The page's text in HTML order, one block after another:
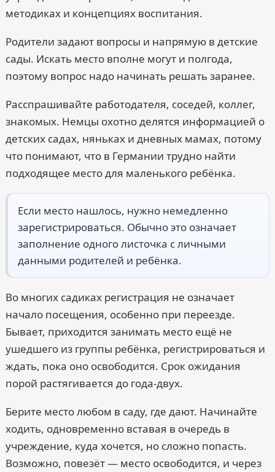
методиках и концепциях воспитания.
Родители задают вопросы и напрямую в детские
сады. Искать место вполне могут и полгода,
поэтому вопрос надо начинать решать заранее.
Расспрашивайте работодателя, соседей, коллег,
знакомых. Немцы охотно делятся информацией о
детских садах, няньках и дневных мамах, потому
что понимают, что в Германии трудно найти
подходящее место для маленького ребёнка.
Если место нашлось, нужно немедленно
зарегистрироваться. Обычно это означает
заполнение одного листочка с личными
данными родителей и ребёнка.
Во многих садиках регистрация не означает
начало посещения, особенно при переезде.
Бывает, приходится занимать место ещё не
ушедшего из группы ребёнка, регистрироваться и
ждать, пока оно освободится. Срок ожидания
порой растягивается до года-двух.
Берите место любом в саду, где дают. Начинайте
ходить, одновременно вставая в очередь в
учреждение, куда хочется, но сложно попасть.
Возможно, повезёт — место освободится, и через